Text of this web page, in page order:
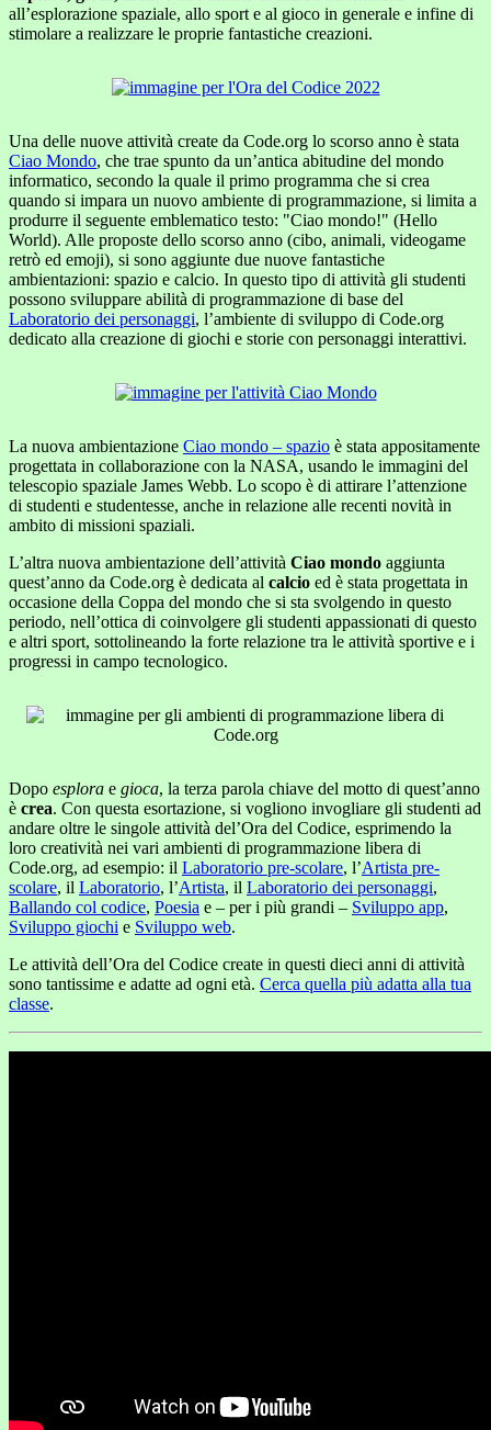
all’esplorazione spaziale, allo sport e al gioco in generale e infine di
stimolare a realizzare le proprie fantastiche creazioni.
Una delle nuove attività create da Code.org lo scorso anno è stata
Ciao Mondo, che trae spunto da un’antica abitudine del mondo
informatico, secondo la quale il primo programma che si crea
quando si impara un nuovo ambiente di programmazione, si limita a
produrre il seguente emblematico testo: "Ciao mondo!" (Hello
World). Alle proposte dello scorso anno (cibo, animali, videogame
retrò ed emoji), si sono aggiunte due nuove fantastiche
ambientazioni: spazio e calcio. In questo tipo di attività gli studenti
possono sviluppare abilità di programmazione di base del
Laboratorio dei personaggi, l’ambiente di sviluppo di Code.org
dedicato alla creazione di giochi e storie con personaggi interattivi.
La nuova ambientazione Ciao mondo – spazio è stata appositamente
progettata in collaborazione con la NASA, usando le immagini del
telescopio spaziale James Webb. Lo scopo è di attirare l’attenzione
di studenti e studentesse, anche in relazione alle recenti novità in
ambito di missioni spaziali.
L’altra nuova ambientazione dell’attività Ciao mondo aggiunta
quest’anno da Code.org è dedicata al calcio ed è stata progettata in
occasione della Coppa del mondo che si sta svolgendo in questo
periodo, nell’ottica di coinvolgere gli studenti appassionati di questo
e altri sport, sottolineando la forte relazione tra le attività sportive e i
progressi in campo tecnologico.
Dopo esplora e gioca, la terza parola chiave del motto di quest’anno
è crea. Con questa esortazione, si vogliono invogliare gli studenti ad
andare oltre le singole attività del’Ora del Codice, esprimendo la
loro creatività nei vari ambienti di programmazione libera di
Code.org, ad esempio: il Laboratorio pre-scolare, l’Artista pre-
scolare, il Laboratorio, l’Artista, il Laboratorio dei personaggi,
Ballando col codice, Poesia e – per i più grandi – Sviluppo app,
Sviluppo giochi e Sviluppo web.
Le attività dell’Ora del Codice create in questi dieci anni di attività
sono tantissime e adatte ad ogni età. Cerca quella più adatta alla tua
classe.